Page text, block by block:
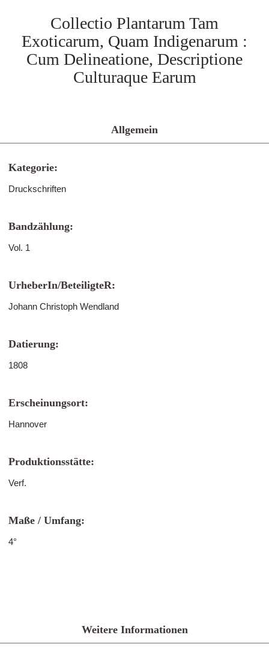
Collectio Plantarum Tam
Exoticarum, Quam Indigenarum :
Cum Delineatione, Descriptione
Culturaque Earum
Allgemein
Kategorie:
Druckschriften
Bandzählung:
Vol. 1
UrheberIn/BeteiligteR:
Johann Christoph Wendland
Datierung:
1808
Erscheinungsort:
Hannover
Produktionsstätte:
Verf.
Maße / Umfang:
4°
Weitere Informationen